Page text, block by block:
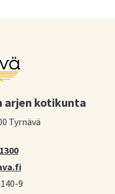
arjen kotikunta
Tyrnävä
9